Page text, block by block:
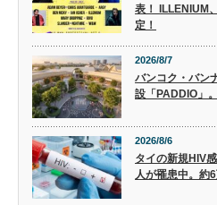
表！ ILLENIUM
定！
2026/8/7
バンコク・バン
設「PADDIO」
2026/8/6
タイの新規HIV
人が罹患中。約